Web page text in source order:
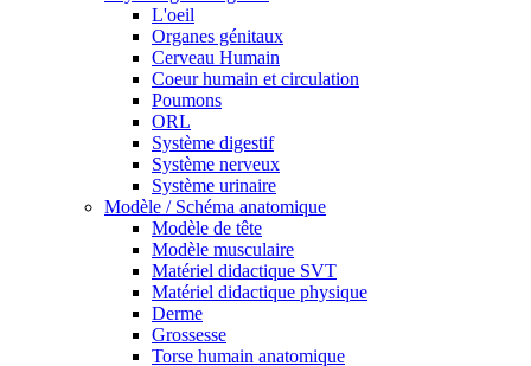
L'oeil
Organes génitaux
Cerveau Humain
Coeur humain et circulation
Poumons
ORL
Système digestif
Système nerveux
Système urinaire
Modèle / Schéma anatomique
Modèle de tête
Modèle musculaire
Matériel didactique SVT
Matériel didactique physique
Derme
Grossesse
Torse humain anatomique